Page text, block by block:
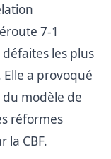
7-1
les plus
a provoqué
modèle de
réformes
la CBF.